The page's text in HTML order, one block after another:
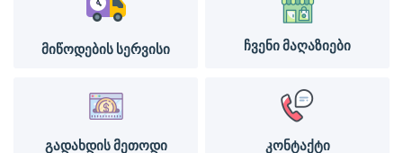
მიწოდების სერვისი ჩვენი მაღაზიები
გადახდის მეთოდი კონტაქტი